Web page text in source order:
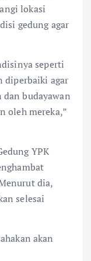
lokasi
gedung agar
seperti
diperbaiki agar
budayawan
oleh mereka,”
YPK
dia,
selesai
akan